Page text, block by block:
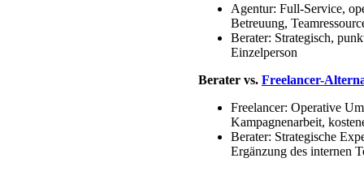
Agentur: Full-Service,
Betreuung,
Berater: Strategisch,
Einzelperson
Berater vs. Freelancer-
Freelancer: Operative
Kampagnenarbeit,
Berater: Strategische
Ergänzung des internen